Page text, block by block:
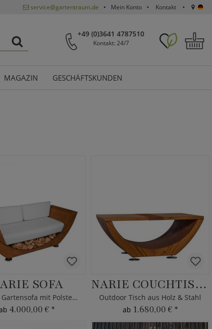
service@gartentraum.de Mein Konto Kontakt
+49 (0)3641 4787510
Kontakt: 24/7
MAGAZIN GESCHÄFTSKUNDEN
SOFA
2-Sitzer Gartensofa mit Polstern
4.000,00 € *
NARIE COUCHTISCH
Outdoor Tisch aus Holz & Stahl
ab 1.680,00 € *